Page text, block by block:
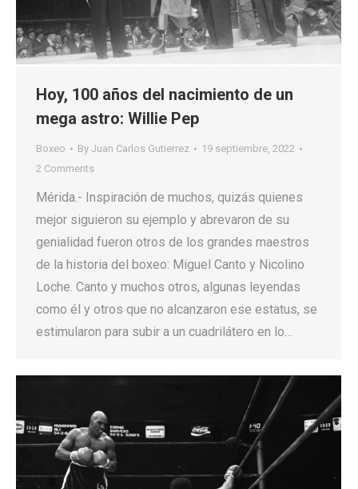
Hoy, 100 años del nacimiento de un
mega astro: Willie Pep
Boxeo By Juan Carlos Gutierrez
19 septiembre, 2022
2 Comments
Mérida.- Inspiración de muchos, quizás quienes
mejor siguieron su ejemplo y abrevaron de su
genialidad fueron otros de los grandes maestros
de la historia del boxeo: Miguel Canto y Nicolino
Loche. Canto y muchos otros, algunas leyendas
como él y otros que no alcanzaron ese estatus, se
estimularon para subir a un cuadrilátero en lo…